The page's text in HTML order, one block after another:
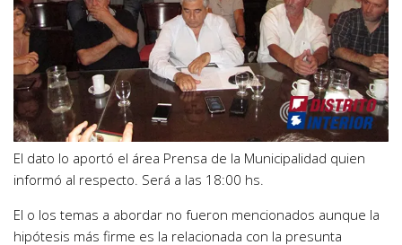
El dato lo aportó el área Prensa de la Municipalidad quien
informó al respecto. Será a las 18:00 hs.
El o los temas a abordar no fueron mencionados aunque la
hipótesis más firme es la relacionada con la presunta